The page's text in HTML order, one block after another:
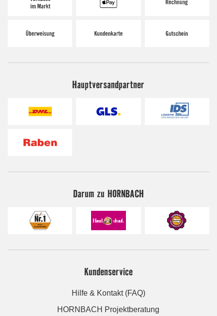
Hauptversandpartner
Darum zu HORNBACH
Kundenservice
Hilfe & Kontakt (FAQ)
HORNBACH Projektberatung